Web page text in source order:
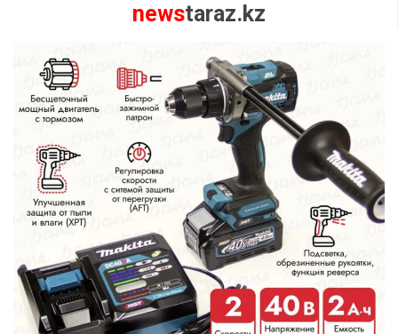
newstaraz.kz